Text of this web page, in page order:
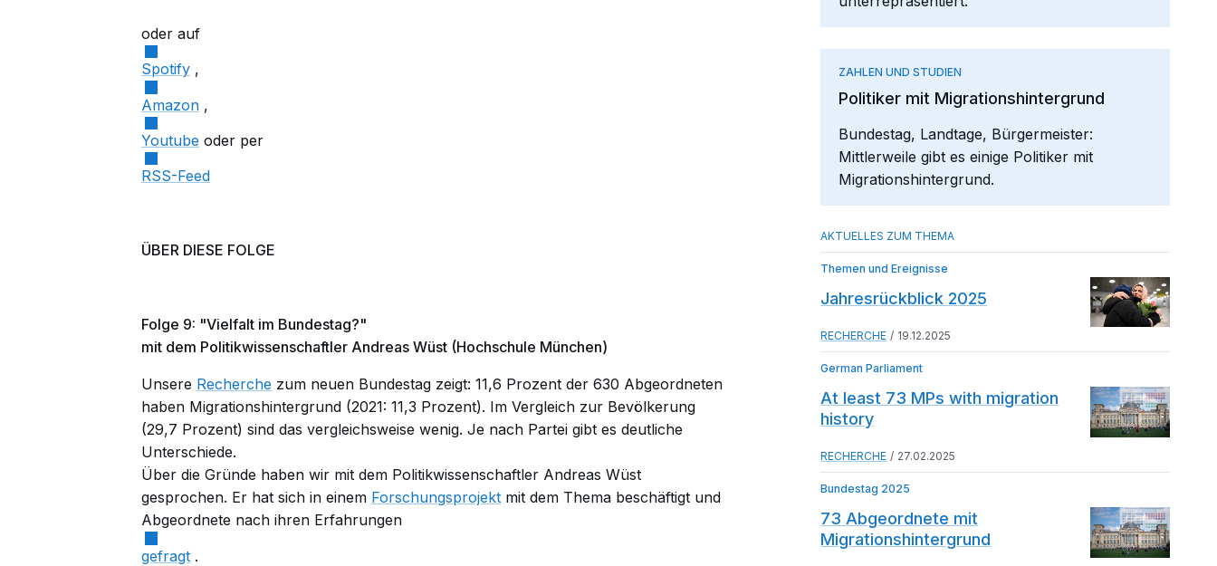
oder auf
Spotify ,
Amazon ,
Youtube oder per
RSS-Feed
ÜBER DIESE FOLGE
Folge 9: "Vielfalt im Bundestag?"
mit dem Politikwissenschaftler Andreas Wüst (Hochschule München)
Unsere Recherche zum neuen Bundestag zeigt: 11,6 Prozent der 630 Abgeordneten
haben Migrationshintergrund (2021: 11,3 Prozent). Im Vergleich zur Bevölkerung
(29,7 Prozent) sind das vergleichsweise wenig. Je nach Partei gibt es deutliche
Unterschiede.
Über die Gründe haben wir mit dem Politikwissenschaftler Andreas Wüst
gesprochen. Er hat sich in einem Forschungsprojekt mit dem Thema beschäftigt und
Abgeordnete nach ihren Erfahrungen
gefragt .
ZAHLEN UND STUDIEN
Politiker mit Migrationshintergrund
Bundestag, Landtage, Bürgermeister:
Mittlerweile gibt es einige Politiker mit
Migrationshintergrund.
Themen und Ereignisse
Jahresrückblick 2025
RECHERCHE 19.12.2025
German Parliament
At least 73 MPs with migration
history
RECHERCHE 27.02.2025
Bundestag 2025
73 Abgeordnete mit
Migrationshintergrund